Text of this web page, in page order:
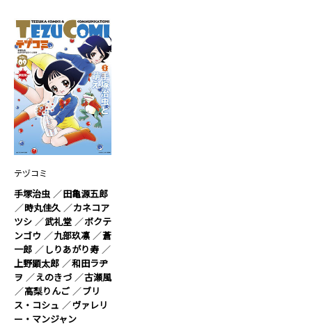
テヅコミ
手塚治虫
田亀源五郎
時丸佳久
カネコア
ツシ
武礼堂
ボクテ
ンゴウ
九部玖凛
蒼
一郎
しりあがり寿
上野顕太郎
和田ラヂ
ヲ
えのきづ
古瀬風
高梨りんご
ブリ
ス・コシュ
ヴァレリ
ー・マンジャン